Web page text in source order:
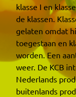
klasse I en
de klassen.
gelaten omdat
toegestaan en
worden. Een
weer. De KCB
Nederlands
buitenlands